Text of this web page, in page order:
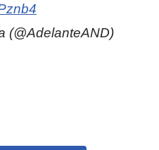
(@AdelanteAND)